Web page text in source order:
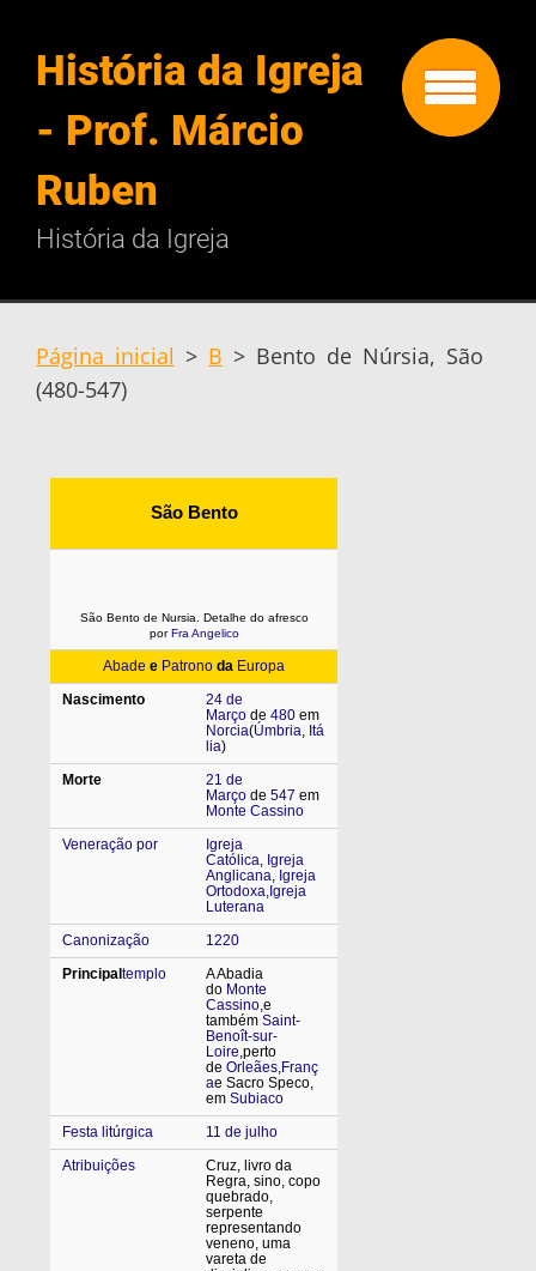
História da Igreja
- Prof. Márcio
Ruben
História da Igreja
Página inicial > B > Bento de Núrsia, São
(480-547)
São Bento
São Bento de Nursia. Detalhe do afresco
porFra Angelico
Abade e Patrono da Europa
Nascimento
24 de
Março de 480 em
Norcia(Úmbria, Itá
lia)
Morte
21 de
Março de 547 em
Monte Cassino
Veneração por
Igreja
Católica, Igreja
Anglicana, Igreja
Ortodoxa, Igreja
Luterana
Canonização
1220
Principal templo
A Abadia
do Monte
Cassino,e
também Saint-
Benoît-sur-
Loire,perto
de Orleães,Franç
ae Sacro Speco,
em Subiaco
Festa litúrgica
11 de julho
Atribuições
Cruz, livro da
Regra, sino, copo
quebrado,
serpente
representando
veneno, uma
vareta de